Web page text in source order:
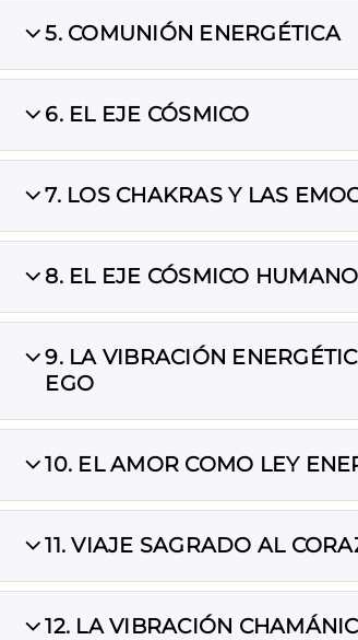
5. COMUNIÓN ENERGÉTICA
6. EL EJE CÓSMICO
7. LOS CHAKRAS Y LAS
8. EL EJE CÓSMICO HUMANO
9. LA VIBRACIÓN
EGO
10. EL AMOR COMO LEY
11. VIAJE SAGRADO AL
12. LA VIBRACIÓN